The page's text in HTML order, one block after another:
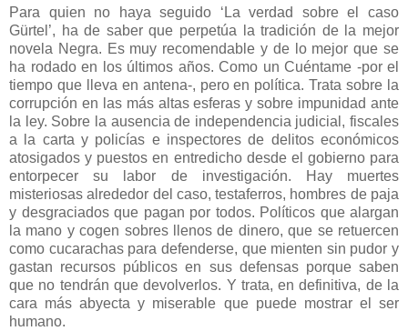
Para quien no haya seguido ‘La verdad sobre el caso
Gürtel’, ha de saber que perpetúa la tradición de la mejor
novela Negra. Es muy recomendable y de lo mejor que se
ha rodado en los últimos años. Como un Cuéntame -por el
tiempo que lleva en antena-, pero en política. Trata sobre la
corrupción en las más altas esferas y sobre impunidad ante
la ley. Sobre la ausencia de independencia judicial, fiscales
a la carta y policías e inspectores de delitos económicos
atosigados y puestos en entredicho desde el gobierno para
entorpecer su labor de investigación. Hay muertes
misteriosas alrededor del caso, testaferros, hombres de paja
y desgraciados que pagan por todos. Políticos que alargan
la mano y cogen sobres llenos de dinero, que se retuercen
como cucarachas para defenderse, que mienten sin pudor y
gastan recursos públicos en sus defensas porque saben
que no tendrán que devolverlos. Y trata, en definitiva, de la
cara más abyecta y miserable que puede mostrar el ser
humano.